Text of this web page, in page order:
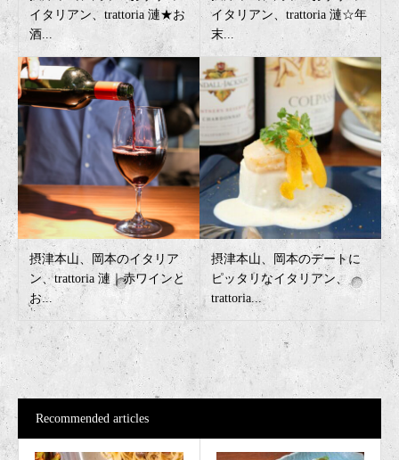
イタリアン、trattoria 漣★お
酒...
イタリアン、trattoria 漣☆年
末...
摂津本山、岡本のイタリア
ン、trattoria 漣｜赤ワインと
お...
摂津本山、岡本のデートに
ピッタリなイタリアン、
trattoria...
Recommended articles